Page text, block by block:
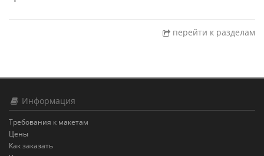
перейти к разделам
Информация
Требования к макетам
Цены
Как заказать